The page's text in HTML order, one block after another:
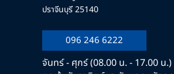
ปราจีนบุรี 25140
096 246 6222
จันทร์ - ศุกร์ (08.00 น. - 17.00 น.)